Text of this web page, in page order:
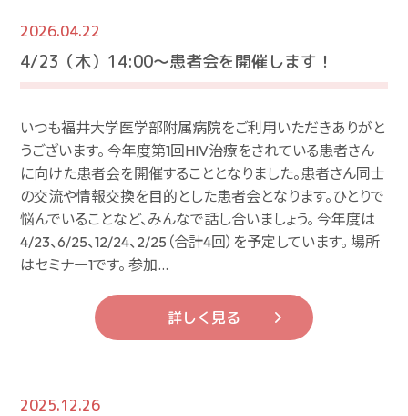
2026.04.22
4/23（木）14:00～患者会を開催します！
いつも福井大学医学部附属病院をご利用いただきありがと
うございます。 今年度第1回HIV治療をされている患者さん
に向けた患者会を開催することとなりました。患者さん同士
の交流や情報交換を目的とした患者会となります。ひとりで
悩んでいることなど、みんなで話し合いましょう。 今年度は
4/23、6/25、12/24、2/25（合計4回）を予定しています。 場所
はセミナー1です。 参加…
詳しく見る
2025.12.26